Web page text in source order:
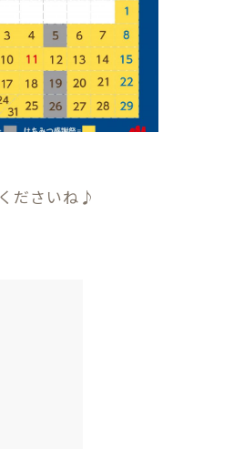
ださいね♪